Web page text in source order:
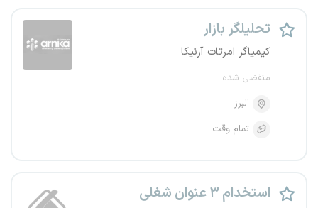
تحلیلگر بازار
کیمیاگر امرتات آرنیکا
منقضی شده
البرز
تمام وقت
استخدام ۳ عنوان شغلی